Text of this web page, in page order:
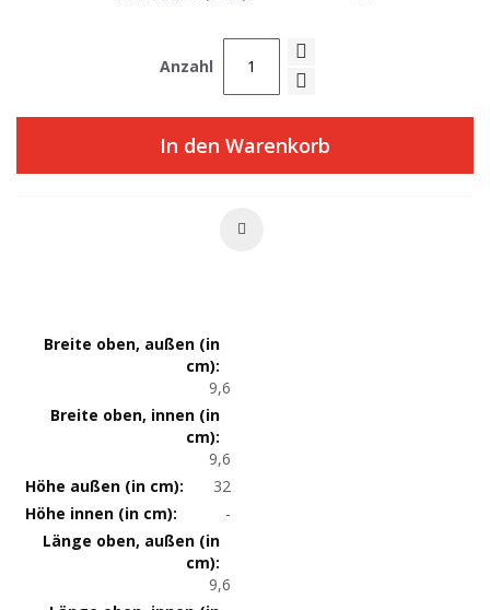
Anzahl
In den Warenkorb
Produktmaße
9,6
9,6
32
-
9,6